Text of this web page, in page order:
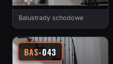
Balustrady schodowe
BAS-043